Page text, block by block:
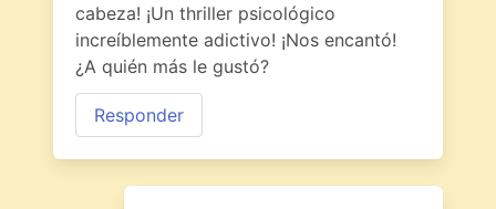
cabeza! ¡Un thriller psicológico
increíblemente adictivo! ¡Nos encantó!
¿A quién más le gustó?
Responder